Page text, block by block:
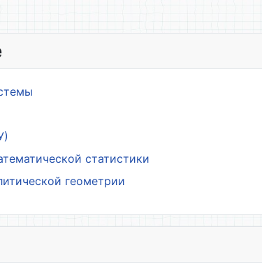
статистики
геометрии